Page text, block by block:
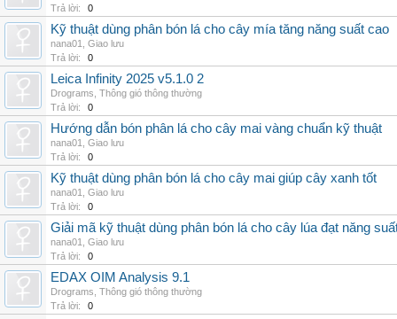
Trả lời:
0
Kỹ thuật dùng phân bón lá cho cây mía tăng năng suất cao
nana01
Giao lưu
Trả lời:
0
Leica Infinity 2025 v5.1.0 2
Drograms Thông gió thông thường
Trả lời:
0
Hướng dẫn bón phân lá cho cây mai vàng chuẩn kỹ thuật
nana01
Giao lưu
Trả lời:
0
Kỹ thuật dùng phân bón lá cho cây mai giúp cây xanh tốt
nana01
Giao lưu
Trả lời:
0
Giải mã kỹ thuật dùng phân bón lá cho cây lúa đạt năng
nana01
Giao lưu
Trả lời:
0
EDAX OIM Analysis 9.1
Drograms Thông gió thông thường
Trả lời:
0